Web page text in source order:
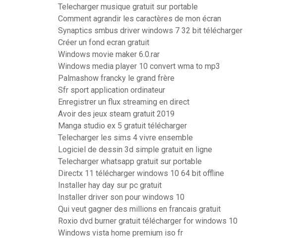
Telecharger musique gratuit sur portable
Comment agrandir les caractères de mon écran
Synaptics smbus driver windows 7 32 bit télécharger
Créer un fond ecran gratuit
Windows movie maker 6.0.rar
Windows media player 10 convert wma to mp3
Palmashow francky le grand frère
Sfr sport application ordinateur
Enregistrer un flux streaming en direct
Avoir des jeux steam gratuit 2019
Manga studio ex 5 gratuit télécharger
Telecharger les sims 4 vivre ensemble
Logiciel de dessin 3d simple gratuit en ligne
Telecharger whatsapp gratuit sur portable
Directx 11 télécharger windows 10 64 bit offline
Installer hay day sur pc gratuit
Installer driver son pour windows 10
Qui veut gagner des millions en francais gratuit
Roxio dvd burner gratuit télécharger for windows 10
Windows vista home premium iso fr